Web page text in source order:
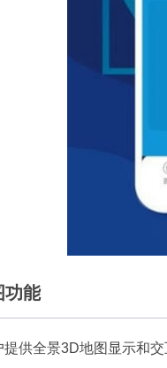
功能
提供全景3D地图显示和